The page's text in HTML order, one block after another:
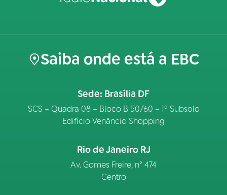
Saiba onde está a EBC
Sede: Brasília DF
SCS – Quadra 08 – Bloco B 50/60 – 1º Subsolo
Edifício Venâncio Shopping
Rio de Janeiro RJ
Av. Gomes Freire, n° 474
Centro